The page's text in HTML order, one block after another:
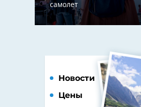
самолет
Новости
Цены